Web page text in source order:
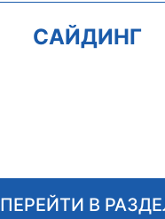
САЙДИНГ
ПЕРЕЙТИ В